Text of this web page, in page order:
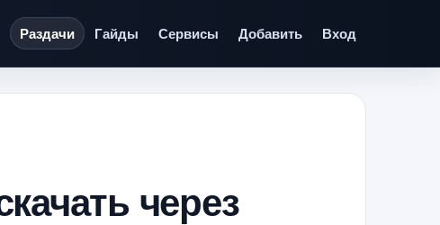
Раздачи Гайды Сервисы Добавить Вход
через